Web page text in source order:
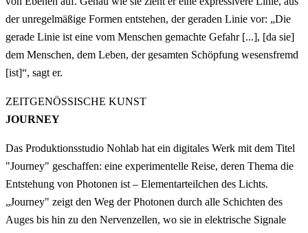
der unregelmäßige Formen entstehen, der geraden Linie vor: „Die
gerade Linie ist eine vom Menschen gemachte Gefahr [...], [da sie]
dem Menschen, dem Leben, der gesamten Schöpfung wesensfremd
[ist]“, sagt er.
ZEITGENÖSSISCHE KUNST
JOURNEY
Das Produktionsstudio Nohlab hat ein digitales Werk mit dem Titel
"Journey" geschaffen: eine experimentelle Reise, deren Thema die
Entstehung von Photonen ist – Elementarteilchen des Lichts.
„Journey" zeigt den Weg der Photonen durch alle Schichten des
Auges bis hin zu den Nervenzellen, wo sie in elektrische Signale